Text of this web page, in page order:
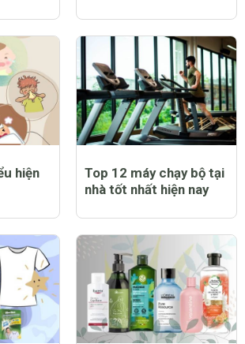
hiện
Top 12 máy chạy bộ tại
nhà tốt nhất hiện nay